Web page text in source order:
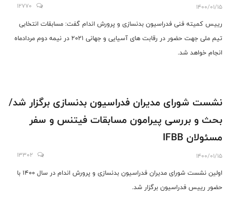
1400/01/15
12770
رییس کمیته فنی فدراسیون بدنسازی و پرورش اندام گفت: مسابقات انتخابی
تیم ملی جهت حضور در رقابت های آسیایی و جهانی 2021 در نیمه دوم مردادماه
انجام خواهد شد.
نشست شورای مدیران فدراسیون بدنسازی برگزار شد/
بحث و بررسی پیرامون مسابقات فیتنس و سفر
مسئولان IFBB
1400/01/15
13302
اولین نشست شورای مدیران فدراسیون بدنسازی و پرورش اندام در سال 1400 با
حضور رییس فدراسیون برگزار شد.